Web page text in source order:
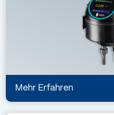
der Kalibrierung erfolgt
Feststoffreferenz,
Mehr Erfahren